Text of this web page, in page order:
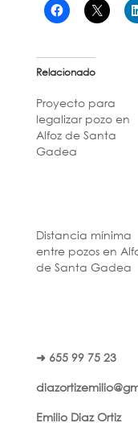
Relacionado
Proyecto para
legalizar pozo en
Alfoz de Santa
Gadea
Distancia mínima
entre pozos en
de Santa Gadea
➜ 655 99 75 23
Emilio Diaz Ortiz